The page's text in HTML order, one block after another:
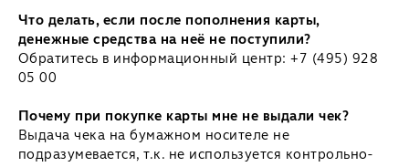
Что делать, если после пополнения карты,
денежные средства на неё не поступили?
Обратитесь в информационный центр: +7 (495) 928
05 00
Почему при покупке карты мне не выдали чек?
Выдача чека на бумажном носителе не
подразумевается, т.к. не используется контрольно-